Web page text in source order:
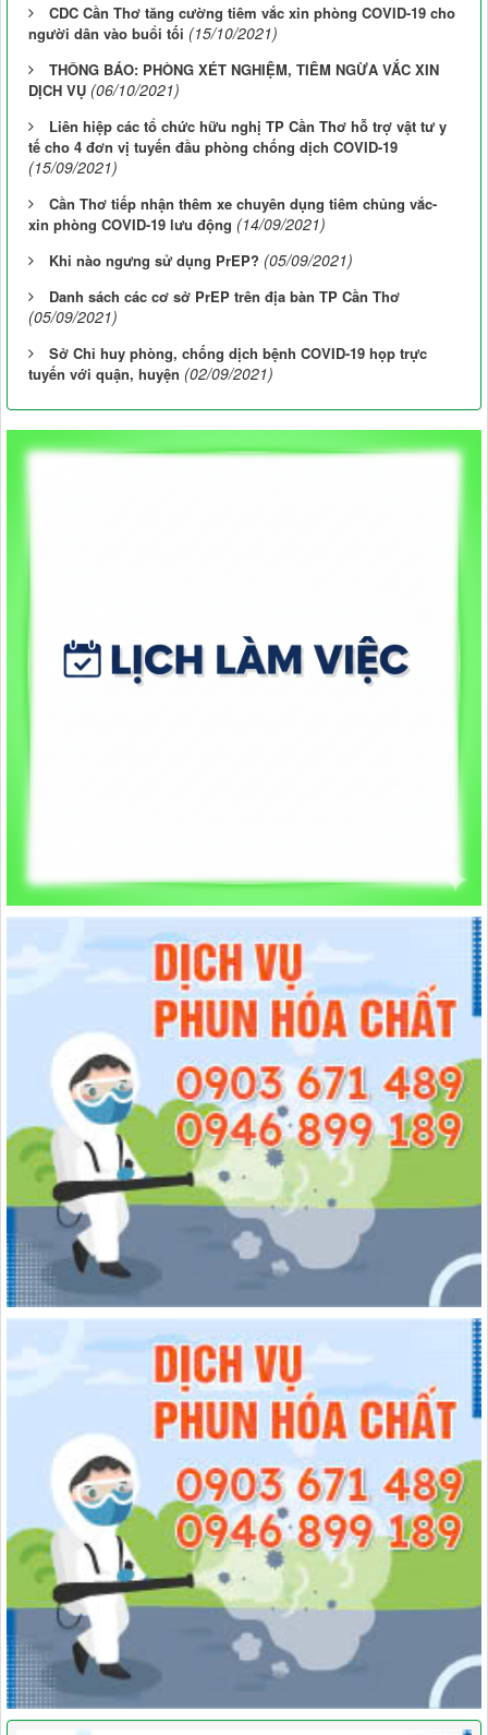
CDC Cần Thơ tăng cường tiêm vắc xin phòng COVID-19 cho
người dân vào buổi tối (15/10/2021)
THÔNG BÁO: PHÒNG XÉT NGHIỆM, TIÊM NGỪA VẮC XIN
DỊCH VỤ (06/10/2021)
Liên hiệp các tổ chức hữu nghị TP Cần Thơ hỗ trợ vật tư y
tế cho 4 đơn vị tuyến đầu phòng chống dịch COVID-19
(15/09/2021)
Cần Thơ tiếp nhận thêm xe chuyên dụng tiêm chủng vắc-
xin phòng COVID-19 lưu động (14/09/2021)
Khi nào ngưng sử dụng PrEP? (05/09/2021)
Danh sách các cơ sở PrEP trên địa bàn TP Cần Thơ
(05/09/2021)
Sở Chỉ huy phòng, chống dịch bệnh COVID-19 họp trực
tuyến với quận, huyện (02/09/2021)